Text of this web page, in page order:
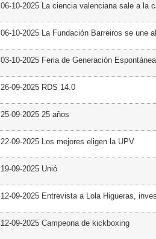
06-10-2025 La ciencia valenciana sale a la
06-10-2025 La Fundación Barreiros se une
03-10-2025 Feria de Generación Espontánea
26-09-2025 RDS 14.0
25-09-2025 25 años
22-09-2025 Los mejores eligen la UPV
19-09-2025 Unió
12-09-2025 Entrevista a Lola Higueras,
12-09-2025 Campeona de kickboxing